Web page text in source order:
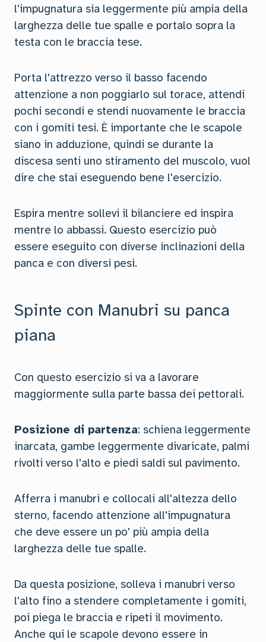
l'impugnatura sia leggermente più ampia della
larghezza delle tue spalle e portalo sopra la
testa con le braccia tese.
Porta l'attrezzo verso il basso facendo
attenzione a non poggiarlo sul torace, attendi
pochi secondi e stendi nuovamente le braccia
con i gomiti tesi. È importante che le scapole
siano in adduzione, quindi se durante la
discesa senti uno stiramento del muscolo, vuol
dire che stai eseguendo bene l'esercizio.
Espira mentre sollevi il bilanciere ed inspira
mentre lo abbassi. Questo esercizio può
essere eseguito con diverse inclinazioni della
panca e con diversi pesi.
Spinte con Manubri su panca
piana
Con questo esercizio si va a lavorare
maggiormente sulla parte bassa dei pettorali.
Posizione di partenza: schiena leggermente
inarcata, gambe leggermente divaricate, palmi
rivolti verso l'alto e piedi saldi sul pavimento.
Afferra i manubri e collocali all'altezza dello
sterno, facendo attenzione all'impugnatura
che deve essere un po' più ampia della
larghezza delle tue spalle.
Da questa posizione, solleva i manubri verso
l'alto fino a stendere completamente i gomiti,
poi piega le braccia e ripeti il movimento.
Anche qui le scapole devono essere in